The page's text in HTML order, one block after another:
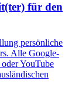
für den
persönliche
Alle Google-
YouTube